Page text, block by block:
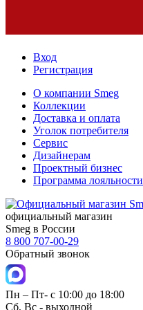
Вход
Регистрация
О компании Smeg
Коллекции
Доставка и оплата
Уголок потребителя
Сервис
Дизайнерам
Проектный бизнес
Программа лояльности
официальный магазин
Smeg в России
8 800 707-00-29
Обратный звонок
Пн – Пт- с 10:00 до 18:00
Сб, Вс - выходной